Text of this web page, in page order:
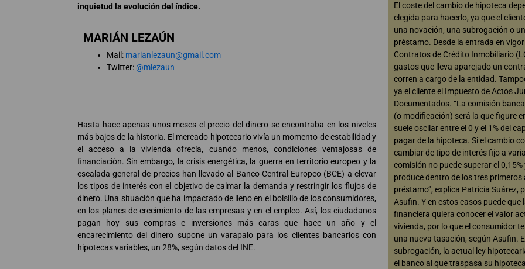
inquietud la evolución del índice.
MARIÁN LEZAÚN
Mail: marianlezaun@gmail.com
Twitter:@mlezaun
Hasta hace apenas unos meses el precio del dinero se encontraba en los niveles
más bajos de la historia. El mercado hipotecario vivía un momento de estabilidad y
el acceso a la vivienda ofrecía, cuando menos, condiciones ventajosas de
financiación. Sin embargo, la crisis energética, la guerra en territorio europeo y la
escalada general de precios han llevado al Banco Central Europeo (BCE) a elevar
los tipos de interés con el objetivo de calmar la demanda y restringir los flujos de
dinero. Una situación que ha impactado de lleno en el bolsillo de los consumidores,
en los planes de crecimiento de las empresas y en el empleo. Así, los ciudadanos
pagan hoy sus compras e inversiones más caras que hace un año y el
encarecimiento del dinero supone un varapalo para los clientes bancarios con
hipotecas variables, un 28%, según datos del INE.
El coste del cambio de hipoteca
elegida para hacerlo, ya que el
una novación, una subrogación o
préstamo. Desde la entrada en
Contratos de Crédito Inmobiliario
gastos que lleva aparejado un
corren a cargo de la entidad.
ya el cliente el Impuesto de Actos
Documentados. “La comisión
(o modificación) será la que figure
suele oscilar entre el 0 y el 1% del
pagar de la hipoteca. Si el cambio
cambiar de tipo de interés fijo a
comisión no puede superar el 0,15%
produce dentro de los tres primeros
préstamo”, explica Patricia Suárez,
Asufin. Y en estos casos puede que
financiera quiera conocer el valor
vivienda, por lo que el consumidor
una nueva tasación, según Asufin.
subrogación, la actual ley
el banco al que traspasa su